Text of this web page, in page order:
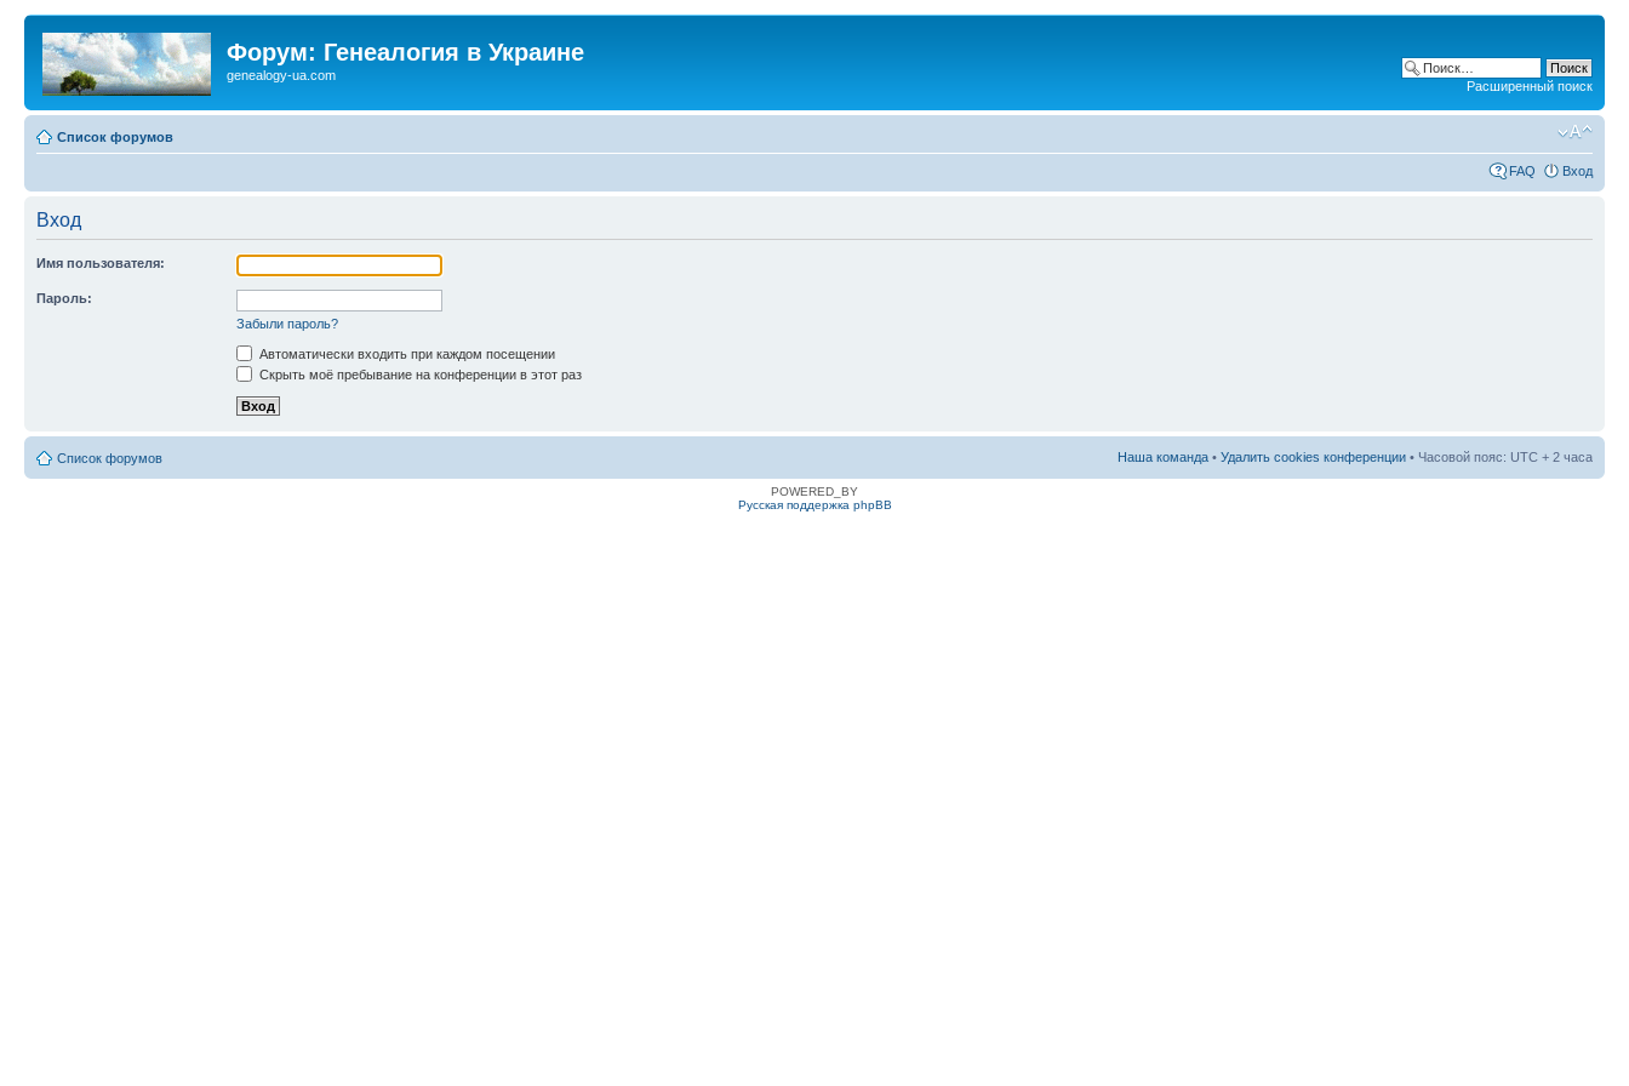
Форум: Генеалогия в Украине
genealogy-ua.com
Расширенный поиск
Список форумов
FAQ Вход
Вход
Имя пользователя:
Пароль:
Забыли пароль?
Автоматически входить при каждом посещении
Скрыть моё пребывание на конференции в этот раз
Список форумов Наша команда • Удалить cookies конференции • Часовой пояс: UTC + 2 часа
POWERED_BY
Русская поддержка phpBB